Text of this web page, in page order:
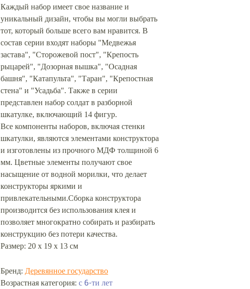
Каждый набор имеет свое название и
уникальный дизайн, чтобы вы могли выбрать
тот, который больше всего вам нравится. В
состав серии входят наборы "Медвежья
застава", "Сторожевой пост", "Крепость
рыцарей", "Дозорная вышка", "Осадная
башня", "Катапульта", "Таран", "Крепостная
стена" и "Усадьба". Также в серии
представлен набор солдат в разборной
шкатулке, включающий 14 фигур.
Все компоненты наборов, включая стенки
шкатулки, являются элементами конструктора
и изготовлены из прочного МДФ толщиной 6
мм. Цветные элементы получают свое
насыщение от водной морилки, что делает
конструкторы яркими и
привлекательными.Сборка конструктора
производится без использования клея и
позволяет многократно собирать и разбирать
конструкцию без потери качества.
Размер: 20 х 19 х 13 см
Бренд: Деревянное государство
Возрастная категория: с 6-ти лет